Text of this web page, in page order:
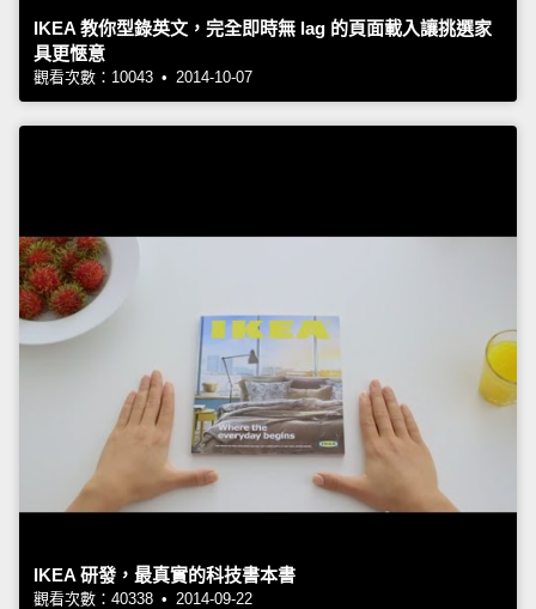
IKEA 教你型錄英文，完全即時無 lag 的頁面載入讓挑選家
具更愜意
觀看次數：10043 • 2014-10-07
IKEA 研發，最真實的科技書本書
觀看次數：40338 • 2014-09-22